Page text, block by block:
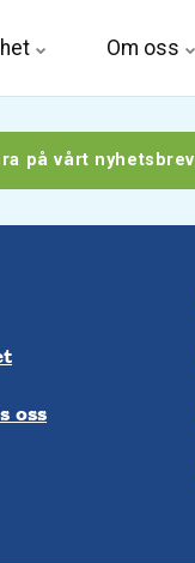
Om oss
på vårt nyhetsbrev
oss